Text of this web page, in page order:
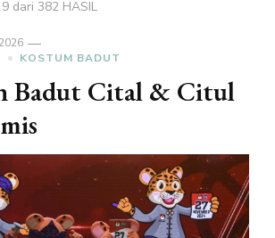
dari 382 HASIL
KOSTUM BADUT
Badut Cital & Citul